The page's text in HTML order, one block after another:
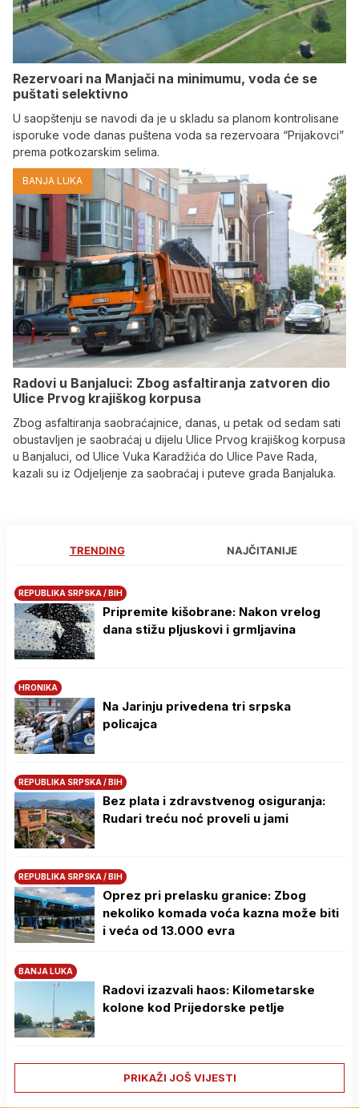
Rezervoari na Manjači na minimumu, voda će se
puštati selektivno
U saopštenju se navodi da je u skladu sa planom kontrolisane
isporuke vode danas puštena voda sa rezervoara “Prijakovci”
prema potkozarskim selima.
BANJA LUKA
Radovi u Banjaluci: Zbog asfaltiranja zatvoren dio
Ulice Prvog krajiškog korpusa
Zbog asfaltiranja saobraćajnice, danas, u petak od sedam sati
obustavljen je saobraćaj u dijelu Ulice Prvog krajiškog korpusa
u Banjaluci, od Ulice Vuka Karadžića do Ulice Pave Rada,
kazali su iz Odjeljenje za saobraćaj i puteve grada Banjaluka.
TRENDING NAJČITANIJE
REPUBLIKA SRPSKA / BIH
Pripremite kišobrane: Nakon vrelog
dana stižu pljuskovi i grmljavina
HRONIKA
Na Јarinju privedena tri srpska
policajca
REPUBLIKA SRPSKA / BIH
Bez plata i zdravstvenog osiguranja:
Rudari treću noć proveli u jami
REPUBLIKA SRPSKA / BIH
Oprez pri prelasku granice: Zbog
nekoliko komada voća kazna može biti
i veća od 13.000 evra
BANJA LUKA
Radovi izazvali haos: Kilometarske
kolone kod Prijedorske petlje
PRIKAŽI JOŠ VIJESTI